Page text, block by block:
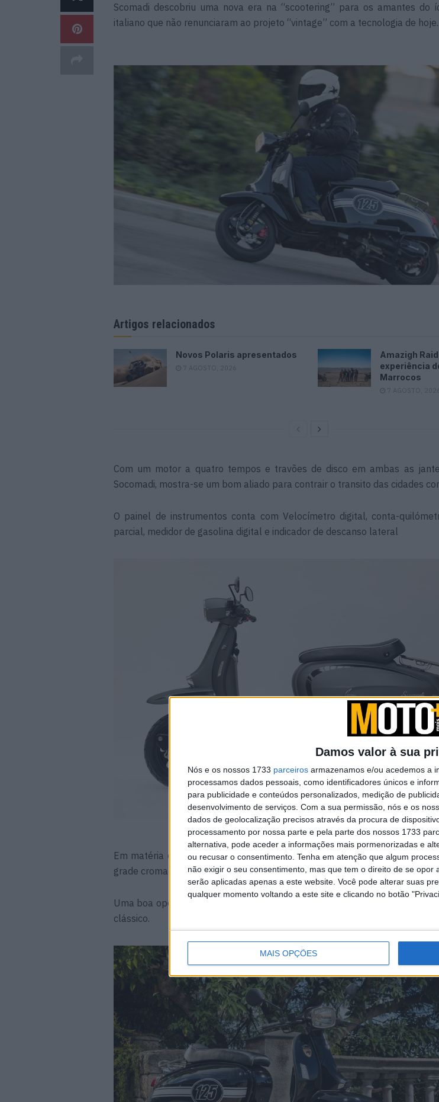
Damos valor à sua
Nós e os nossos 1733 parceiros armazenamos e/ou acedemos a
processamos dados pessoais, como identificadores únicos e
para publicidade e conteúdos personalizados, medição de
desenvolvimento de serviços. Com a sua permissão, nós e os
dados de geolocalização precisos através da procura de
processamento por nossa parte e pela parte dos nossos 1733
alternativa, pode aceder a informações mais pormenorizadas e
ou recusar o consentimento. Tenha em atenção que algum
não exigir o seu consentimento, mas que tem o direito de se opor
serão aplicadas apenas a este website. Você pode alterar suas
qualquer momento voltando a este site e clicando no botão
MAIS OPÇÕES
Scomadi descobriu uma nova era na “scootering” para os amantes do
italiano que não renunciaram ao projeto “vintage” com a tecnologia de hoje.
Artigos relacionados
Novos Polaris apresentados
7 AGOSTO, 2026
Amazigh
experiência
Marrocos
7 AGOSTO, 2026
Com um motor a quatro tempos e travões de disco em ambas as
Socomadi, mostra-se um bom aliado para contrair o transito das cidades
O painel de instrumentos conta com Velocímetro digital, conta-
parcial, medidor de gasolina digital e indicador de descanso lateral
Em matéria de equipamento esta Scomandi TL 125 vem equipada com
grade cromada traseira e piscas de Led.
Uma boa opção para as deslocações citadinas com estilo e de forma a
clássico.